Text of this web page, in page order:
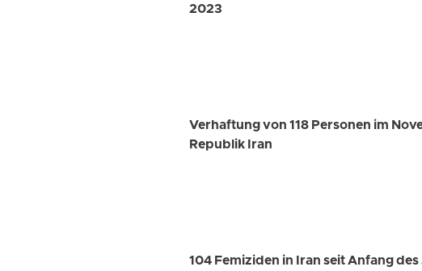
2023
Verhaftung von 118 Personen im
Republik Iran
104 Femiziden in Iran seit Anfang